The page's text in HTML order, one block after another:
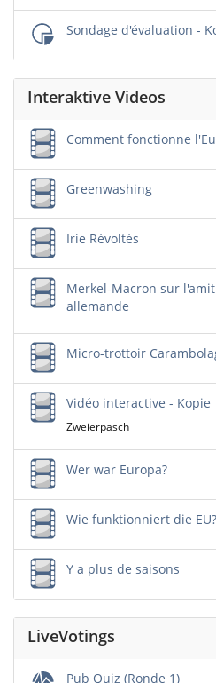
Sondage d'évaluation -
Interaktive Videos
Comment fonctionne
Greenwashing
Irie Révoltés
Merkel-Macron sur
allemande
Micro-trottoir
Vidéo interactive - Kopie
Zweierpasch
Wer war Europa?
Wie funktionniert die EU?
Y a plus de saisons
LiveVotings
Pub Quiz (Ronde 1)